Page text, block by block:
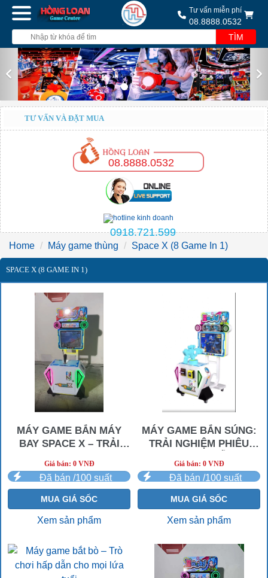
Tư vấn miễn phí
08.8888.0532
TÌM
Previous
TƯ VẤN VÀ ĐẶT MUA
08.8888.0532
0918.721.599
Home Máy game thùng Space X (8 Game In 1)
SPACE X (8 GAME IN 1)
MÁY GAME BẮN MÁY
BAY SPACE X – TRẢI
ĐỈNH CAO
Giá bán: 0 VNĐ
Đã bán /100 suất
MUA GIÁ SỐC
Xem sản phẩm
MÁY GAME BẮN SÚNG:
TRẢI NGHIỆM PHIÊU
Giá bán: 0 VNĐ
Đã bán /100 suất
MUA GIÁ SỐC
Xem sản phẩm